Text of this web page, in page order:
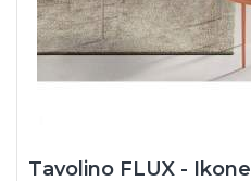
Tavolino FLUX - Ikone